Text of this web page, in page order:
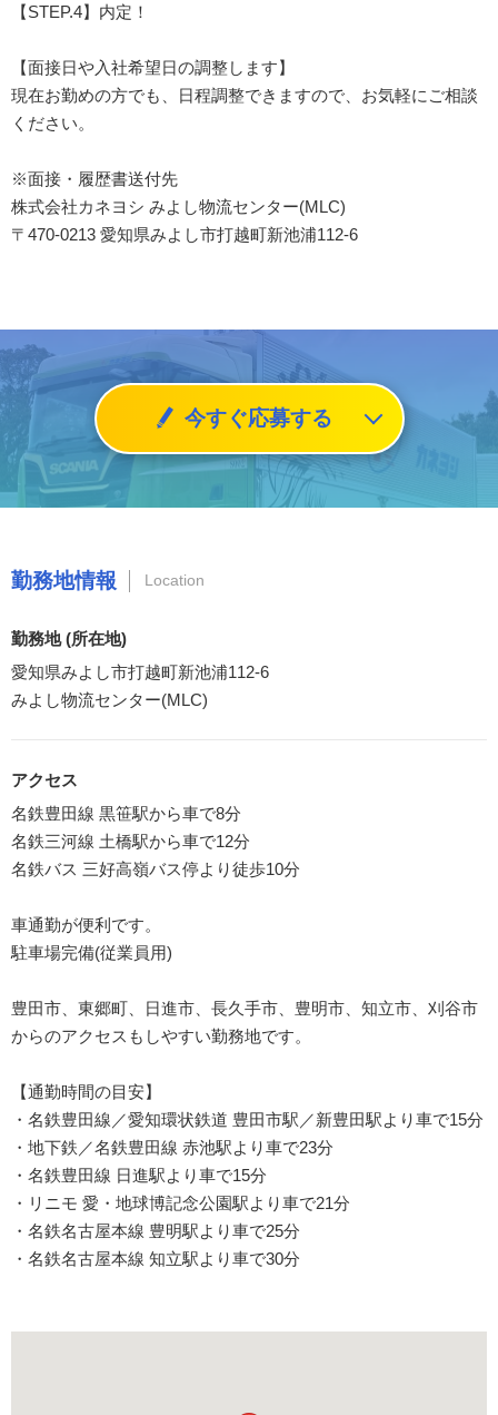
【STEP.4】内定！
【面接日や入社希望日の調整します】
現在お勤めの方でも、日程調整できますので、お気軽にご相談
ください。
※面接・履歴書送付先
株式会社カネヨシ みよし物流センター(MLC)
〒470-0213 愛知県みよし市打越町新池浦112-6
今すぐ応募する
勤務地情報 Location
勤務地 (所在地)
愛知県みよし市打越町新池浦112-6
みよし物流センター(MLC)
アクセス
名鉄豊田線 黒笹駅から車で8分
名鉄三河線 土橋駅から車で12分
名鉄バス 三好高嶺バス停より徒歩10分
車通勤が便利です。
駐車場完備(従業員用)
豊田市、東郷町、日進市、長久手市、豊明市、知立市、刈谷市
からのアクセスもしやすい勤務地です。
【通勤時間の目安】
・名鉄豊田線／愛知環状鉄道 豊田市駅／新豊田駅より車で15分
・地下鉄／名鉄豊田線 赤池駅より車で23分
・名鉄豊田線 日進駅より車で15分
・リニモ 愛・地球博記念公園駅より車で21分
・名鉄名古屋本線 豊明駅より車で25分
・名鉄名古屋本線 知立駅より車で30分